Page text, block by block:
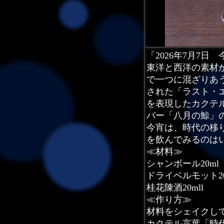
「2026年7月7日
東洋と西洋の素材
で一つに混ざりあ
された「ラスト・
を表現したカクテ
バー「八月の鯨」
今宵は、時代の移
を飲んでみるのは
≪材料≫
シャンボール20ml
ドライベルモット
桂花陳酒20mll
≪作り方≫
材料をシェイクし